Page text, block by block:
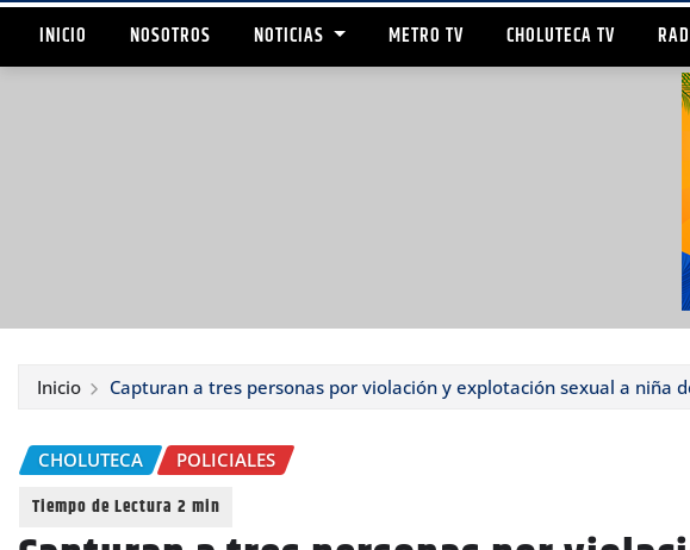
INICIO NOSOTROS NOTICIAS METRO TV CHOLUTECA TV
Inicio Capturan a tres personas por violación y explotación sexual a niña
CHOLUTECA POLICIALES